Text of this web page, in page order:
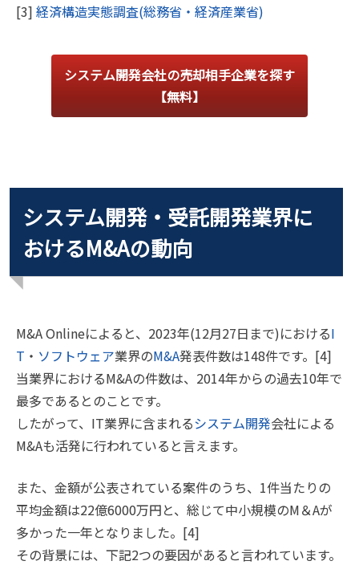
[3] 経済構造実態調査(総務省・経済産業省)
システム開発会社の売却相手企業を探す
【無料】
システム開発・受託開発業界に
おけるM&Aの動向
M&A Onlineによると、2023年(12月27日まで)におけるI
T ・ ソフトウェア業界のM&A発表件数は148件です。[4]
当業界におけるM&Aの件数は、2014年からの過去10年で
最多であるとのことです。
したがって、IT業界に含まれるシステム開発会社による
M&Aも活発に行われていると言えます。
また、金額が公表されている案件のうち、1件当たりの
平均金額は22億6000万円と、総じて中小規模のM＆Aが
多かった一年となりました。[4]
その背景には、下記2つの要因があると言われています。